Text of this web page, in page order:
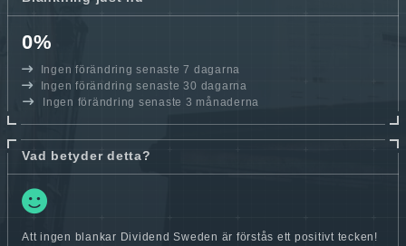
0%
Ingen förändring senaste 7 dagarna
Ingen förändring senaste 30 dagarna
Ingen förändring senaste 3 månaderna
Vad betyder detta?
Att ingen blankar Dividend Sweden är förstås ett positivt tecken!